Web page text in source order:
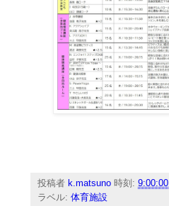
投稿者 k.matsuno 時刻:9:00:00
ラベル:体育施設